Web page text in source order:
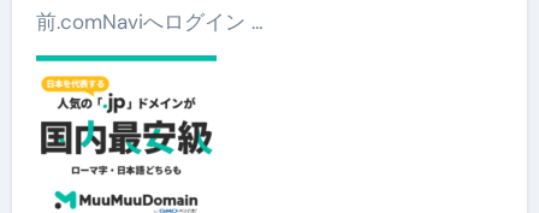
前.comNaviへログイン …